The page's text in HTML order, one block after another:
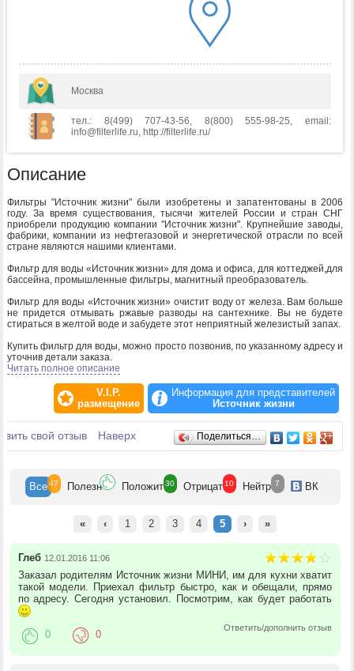
Москва
тел.: 8(499) 707-43-56, 8(800) 555-98-25, email:
info@filterlife.ru, http://filterlife.ru/
Описание
Фильтры "Источник жизни" были изобретены и запатентованы в 2006
году. За время существования, тысячи жителей России и стран СНГ
приобрели продукцию компании "Источник жизни". Крупнейшие заводы,
фабрики, компании из нефтегазовой и энергетической отрасли по всей
стране являются нашими клиентами.
Фильтр для воды «Источник жизни» для дома и офиса, для коттеджей,для
бассейна, промышленные фильтры, магнитный преобразователь.
Фильтр для воды «Источник жизни» очистит воду от железа. Вам больше
не придется отмывать ржавые разводы на сантехнике. Вы не будете
стираться в желтой воде и забудете этот неприятный железистый запах.
Купить фильтр для воды, можно просто позвонив, по указанному адресу и
уточнив детали заказа.
Почта России".
Читать полное описание
V.I.P.
размещение
Информация для представителей
Источник жизни
Отзывы
свой отзыв Наверх Поделиться…
Все 47 Полезн Положит 30 Отрицат 10 Нейтр 7 ВК
« ‹ 1 2 3 4 5 › »
Глеб 12.01.2016 11:06
Заказал родителям Источник жизни МИНИ, им для кухни хватит
такой модели. Приехал фильтр быстро, как и обещали, прямо
по адресу. Сегодня установил. Посмотрим, как будет работать
Ответить/дополнить отзыв
0 0